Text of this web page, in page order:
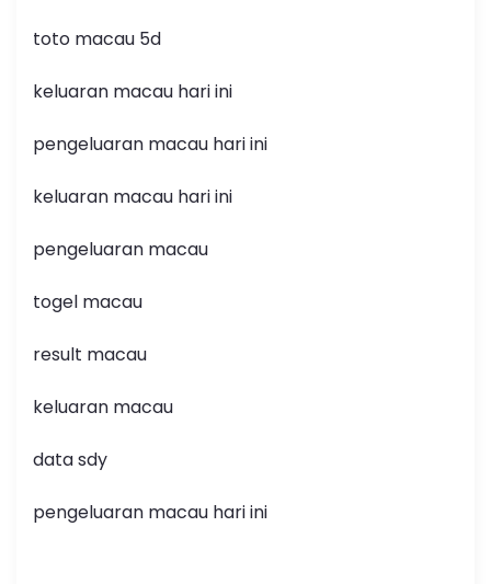
toto macau 5d
keluaran macau hari ini
pengeluaran macau hari ini
keluaran macau hari ini
pengeluaran macau
togel macau
result macau
keluaran macau
data sdy
pengeluaran macau hari ini